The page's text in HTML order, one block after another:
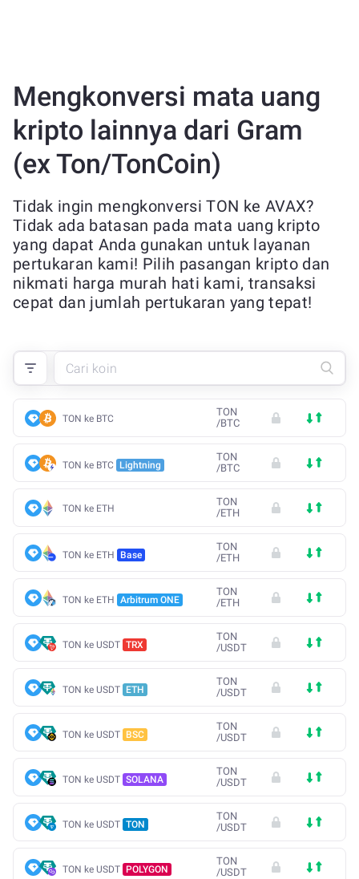
Mengkonversi mata uang
kripto lainnya dari Gram
(ex Ton/TonCoin)
Tidak ingin mengkonversi TON ke AVAX?
Tidak ada batasan pada mata uang kripto
yang dapat Anda gunakan untuk layanan
pertukaran kami! Pilih pasangan kripto dan
nikmati harga murah hati kami, transaksi
cepat dan jumlah pertukaran yang tepat!
TON ke BTC
TON
/BTC
TON ke BTC Lightning
TON
/BTC
TON ke ETH
TON
/ETH
TON ke ETH Base
TON
/ETH
TON ke ETH Arbitrum ONE
TON
/ETH
TON ke USDT TRX
TON
/USDT
TON ke USDT ETH
TON
/USDT
TON ke USDT BSC
TON
/USDT
TON ke USDT SOLANA
TON
/USDT
TON ke USDT TON
TON
/USDT
TON ke USDT POLYGON
TON
/USDT